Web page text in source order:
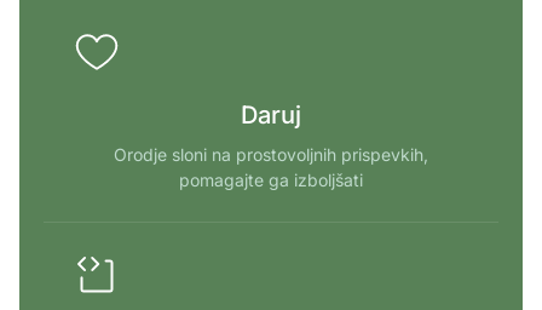
Daruj
Orodje sloni na prostovoljnih prispevkih,
pomagajte ga izboljšati